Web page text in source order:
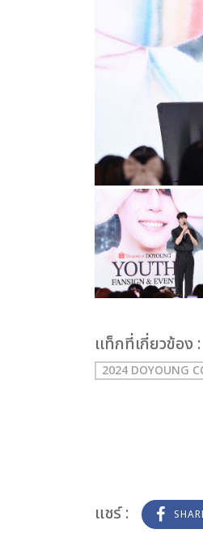
เเท็กที่เกี่ยวข้อง :
2024 DOYOUNG
แชร์ :